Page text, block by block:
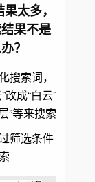
太多，
果不是
？
搜索词，
改成“白云”
”等来搜索
筛选条件